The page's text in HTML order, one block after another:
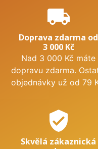
local_shipping
Doprava zdarma od
3 000 Kč
Nad 3 000 Kč máte
dopravu zdarma.
objednávky už od 79
verified_user
Skvělá zákaznická